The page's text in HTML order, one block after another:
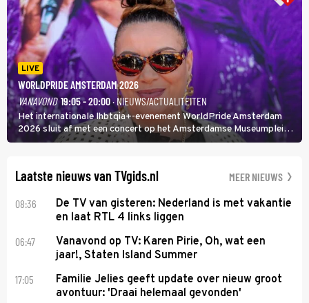
LIVE
WORLDPRIDE AMSTERDAM 2026
VANAVOND 19:05 - 20:00· NIEUWS/ACTUALITEITEN
Het internationale lhbtqia+-evenement WorldPride Amsterdam
2026 sluit af met een concert op het Amsterdamse Museumplein.
Anita Doth is een van de optredende artiesten. In de jaren 90
Laatste nieuws van TVgids.nl MEER NIEUWS
08:36
De TV van gisteren: Nederland is met vakantie
en laat RTL 4 links liggen
06:47
Vanavond op TV: Karen Pirie, Oh, wat een
jaar!, Staten Island Summer
17:05
Familie Jelies geeft update over nieuw groot
avontuur: 'Draai helemaal gevonden'